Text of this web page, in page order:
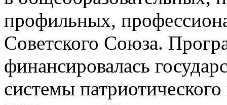
профильных,
Советского Союза.
финансировалась
системы